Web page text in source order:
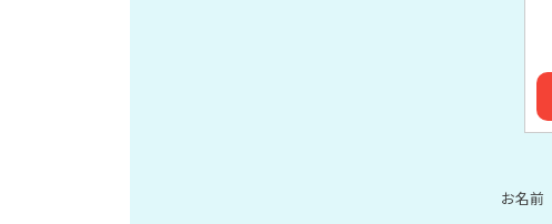
お名前